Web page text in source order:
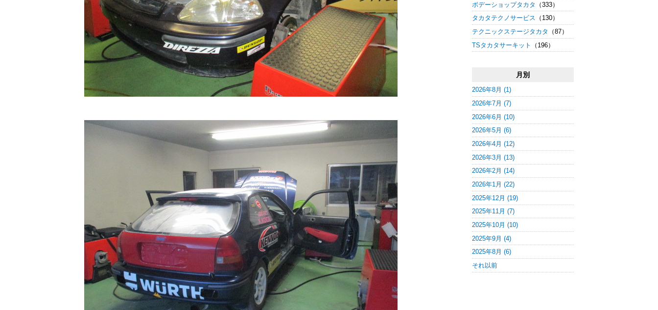
ボデーショップタカタ
（333）
タカタテクノサービス （130）
テクニックステージタカタ
（87）
TSタカタサーキット
（196）
月別
2026年8月 (1)
2026年7月 (7)
2026年6月 (10)
2026年5月 (6)
2026年4月 (12)
2026年3月 (13)
2026年2月 (14)
2026年1月 (22)
2025年12月 (19)
2025年11月 (7)
2025年10月 (10)
2025年9月 (4)
2025年8月 (6)
それ以前